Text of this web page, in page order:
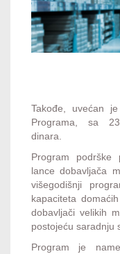
Takođe, uvećan
Programa, sa
dinara.
Program podrške
lance dobavljača
višegodišnji
kapaciteta
dobavljači velikih
postojeću saradnju
Program je